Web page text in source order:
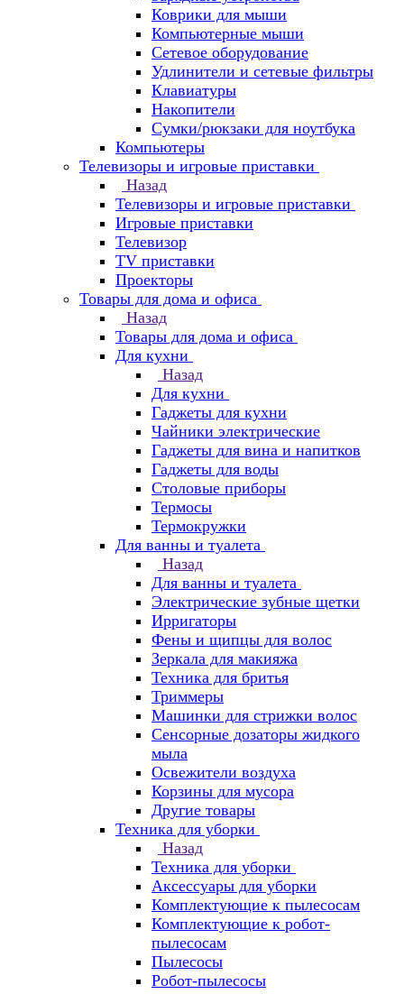
Коврики для мыши
Компьютерные мыши
Сетевое оборудование
Удлинители и сетевые фильтры
Клавиатуры
Накопители
Сумки/рюкзаки для ноутбука
Компьютеры
Телевизоры и игровые приставки
Назад
Телевизоры и игровые приставки
Игровые приставки
Телевизор
TV приставки
Проекторы
Товары для дома и офиса
Назад
Товары для дома и офиса
Для кухни
Назад
Для кухни
Гаджеты для кухни
Чайники электрические
Гаджеты для вина и напитков
Гаджеты для воды
Столовые приборы
Термосы
Термокружки
Для ванны и туалета
Назад
Для ванны и туалета
Электрические зубные щетки
Ирригаторы
Фены и щипцы для волос
Зеркала для макияжа
Техника для бритья
Триммеры
Машинки для стрижки волос
Сенсорные дозаторы жидкого
мыла
Освежители воздуха
Корзины для мусора
Другие товары
Техника для уборки
Назад
Техника для уборки
Аксессуары для уборки
Комплектующие к пылесосам
Комплектующие к робот-
пылесосам
Пылесосы
Робот-пылесосы